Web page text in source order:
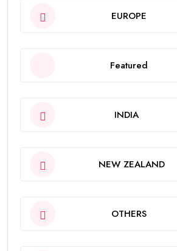
EUROPE
Featured
INDIA
NEW ZEALAND
OTHERS